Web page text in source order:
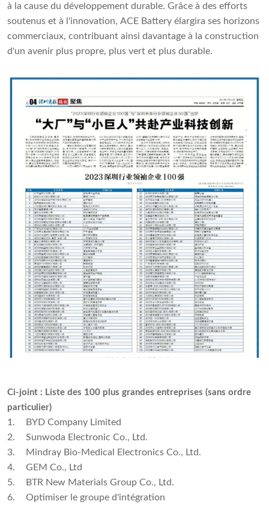
à la cause du développement durable. Grâce à des efforts
soutenus et à l'innovation, ACE Battery élargira ses horizons
commerciaux, contribuant ainsi davantage à la construction
d'un avenir plus propre, plus vert et plus durable.
Ci-joint : Liste des 100 plus grandes entreprises (sans ordre
particulier)
1.
BYD Company Limited
2.
Sunwoda Electronic Co., Ltd.
3.
Mindray Bio-Medical Electronics Co., Ltd.
4.
GEM Co., Ltd
5.
BTR New Materials Group Co., Ltd.
6.
Optimiser le groupe d'intégration